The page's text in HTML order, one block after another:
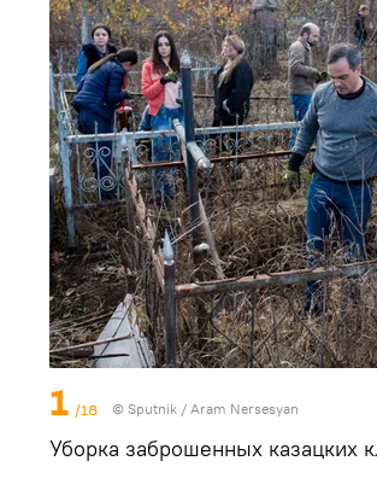
1 /18 © Sputnik / Aram Nersesyan
Уборка заброшенных казацких